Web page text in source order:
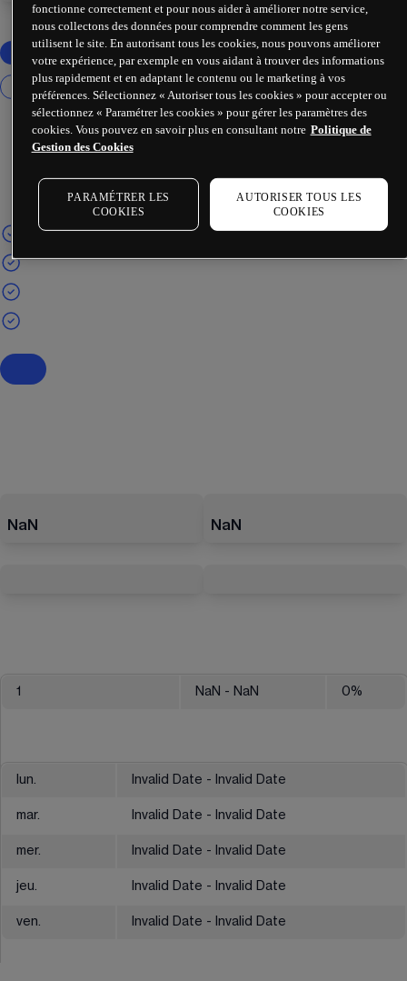
NaN NaN
1 NaN - NaN 0%
lun. Invalid Date - Invalid Date
mar. Invalid Date - Invalid Date
mer. Invalid Date - Invalid Date
jeu. Invalid Date - Invalid Date
ven. Invalid Date - Invalid Date
fonctionne correctement et pour nous aider à améliorer notre service,
nous collectons des données pour comprendre comment les gens
utilisent le site. En autorisant tous les cookies, nous pouvons améliorer
votre expérience, par exemple en vous aidant à trouver des informations
plus rapidement et en adaptant le contenu ou le marketing à vos
préférences. Sélectionnez « Autoriser tous les cookies » pour accepter ou
sélectionnez « Paramétrer les cookies » pour gérer les paramètres des
cookies. Vous pouvez en savoir plus en consultant notre Politique de
Gestion des Cookies
PARAMÉTRER LES
COOKIES
AUTORISER TOUS LES
COOKIES